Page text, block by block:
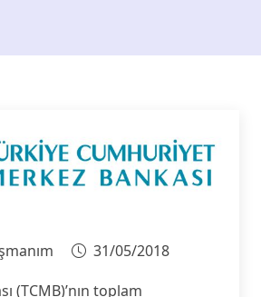
31/05/2018
(TCMB)’nın toplam